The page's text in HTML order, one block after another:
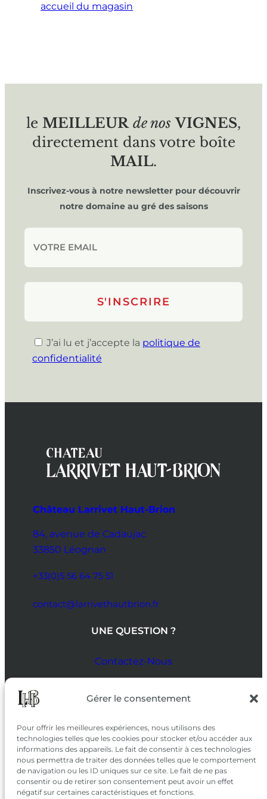
Gérer le consentement
Pour offrir les meilleures expériences, nous utilisons des
technologies telles que les cookies pour stocker et/ou accéder aux
informations des appareils. Le fait de consentir à ces technologies
nous permettra de traiter des données telles que le comportement
de navigation ou les ID uniques sur ce site. Le fait de ne pas
consentir ou de retirer son consentement peut avoir un effet
négatif sur certaines caractéristiques et fonctions.
accueil du magasin
le MEILLEUR de nos VIGNES,
directement dans votre boîte
MAIL.
Inscrivez-vous à notre newsletter pour découvrir
notre domaine au gré des saisons
J’ai lu et j’accepte la politique de
confidentialité
Château Larrivet Haut-Brion
84, avenue de Cadaujac
33850 Léognan
+33(0)5 56 64 75 51
contact@larrivethautbrion.fr
UNE QUESTION ?
Contactez-Nous
SUIVEZ-NOUS
SUR LES RÉSEAUX